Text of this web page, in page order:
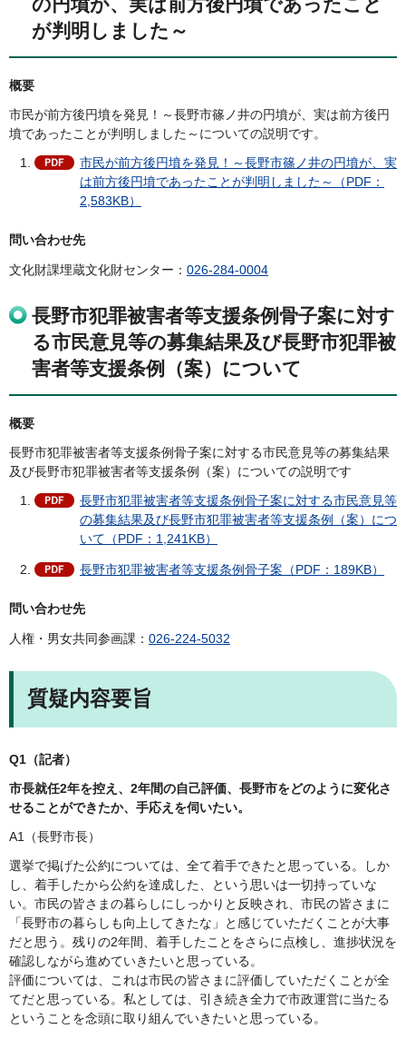
が判明しました～
概要
市民が前方後円墳を発見！～長野市篠ノ井の円墳が、実は前方後円
墳であったことが判明しました～についての説明です。
市民が前方後円墳を発見！～長野市篠ノ井の円墳が、実
は前方後円墳であったことが判明しました～（PDF：
2,583KB）
問い合わせ先
文化財課埋蔵文化財センター： 026-284-0004
長野市犯罪被害者等支援条例骨子案に対す
る市民意見等の募集結果及び長野市犯罪被
害者等支援条例（案）について
概要
長野市犯罪被害者等支援条例骨子案に対する市民意見等の募集結果
及び長野市犯罪被害者等支援条例（案）についての説明です
長野市犯罪被害者等支援条例骨子案に対する市民意見等
の募集結果及び長野市犯罪被害者等支援条例（案）につ
いて（PDF：1,241KB）
長野市犯罪被害者等支援条例骨子案（PDF：189KB）
問い合わせ先
人権・男女共同参画課： 026-224-5032
質疑内容要旨
Q1（記者）
市長就任2年を控え、2年間の自己評価、長野市をどのように変化さ
せることができたか、手応えを伺いたい。
A1（長野市長）
選挙で掲げた公約については、全て着手できたと思っている。しか
し、着手したから公約を達成した、という思いは一切持っていな
い。市民の皆さまの暮らしにしっかりと反映され、市民の皆さまに
「長野市の暮らしも向上してきたな」と感じていただくことが大事
だと思う。残りの2年間、着手したことをさらに点検し、進捗状況を
確認しながら進めていきたいと思っている。
評価については、これは市民の皆さまに評価していただくことが全
てだと思っている。私としては、引き続き全力で市政運営に当たる
ということを念頭に取り組んでいきたいと思っている。